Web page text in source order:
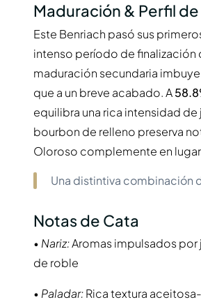
Maduración & Perfil
Este Benriach pasó sus
intenso período de finalización
maduración secundaria
que a un breve acabado. A
equilibra una rica intensidad
bourbon de relleno preserva
Oloroso complemente en
Una distintiva combinación
Notas de Cata
• Nariz:Aromas impulsados
de roble
• Paladar:Rica textura